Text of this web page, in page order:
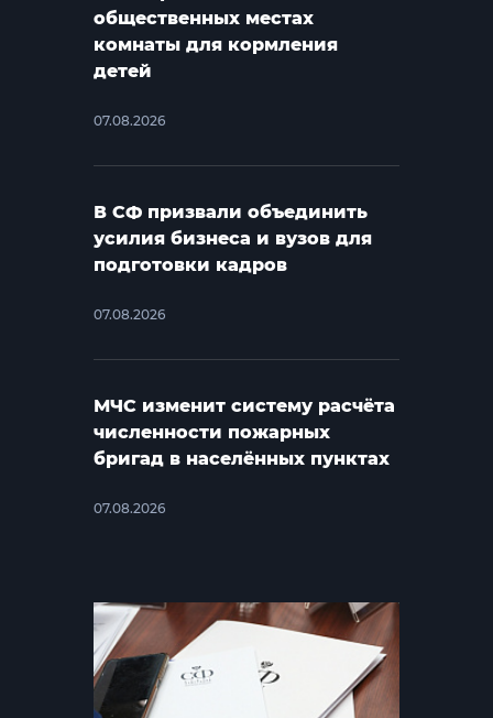
общественных местах
комнаты для кормления
детей
07.08.2026
В СФ призвали объединить
усилия бизнеса и вузов для
подготовки кадров
07.08.2026
МЧС изменит систему расчёта
численности пожарных
бригад в населённых пунктах
07.08.2026